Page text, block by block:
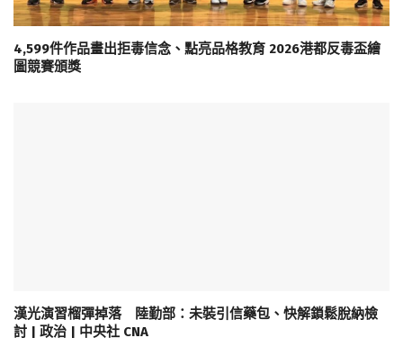
4,599件作品畫出拒毒信念、點亮品格教育 2026港都反毒盃繪
圖競賽頒獎
漢光演習榴彈掉落 陸勤部：未裝引信藥包、快解鎖鬆脫納檢
討 | 政治 | 中央社 CNA